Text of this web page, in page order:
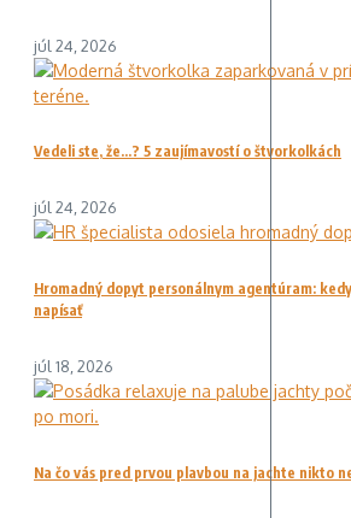
júl 24, 2026
Vedeli ste, že…? 5 zaujímavostí o štvorkolkách
júl 24, 2026
Hromadný dopyt personálnym agentúram:
napísať
júl 18, 2026
Na čo vás pred prvou plavbou na jachte nikto